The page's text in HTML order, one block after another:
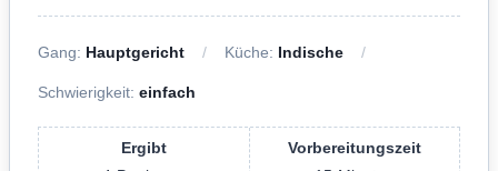
Gang: Hauptgericht Küche: Indische
Schwierigkeit: einfach
Ergibt
Vorbereitungszeit